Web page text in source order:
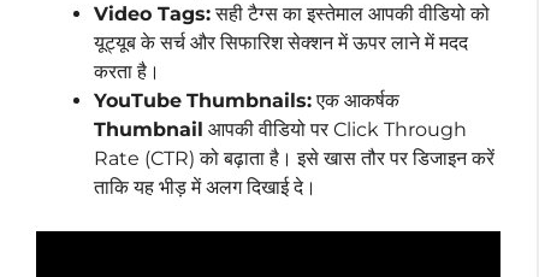
Video Tags:सही टैग्स का इस्तेमाल आपकी वीडियो को
यूट्यूब के सर्च और सिफारिश सेक्शन में ऊपर लाने में मदद
करता है।
YouTube Thumbnails:एक आकर्षक
Thumbnail आपकी वीडियो पर Click Through
Rate (CTR) को बढ़ाता है। इसे खास तौर पर डिजाइन करें
ताकि यह भीड़ में अलग दिखाई दे।